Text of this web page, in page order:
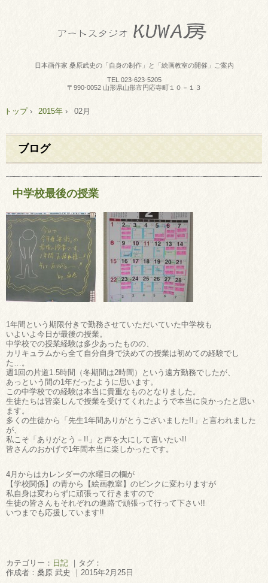
日本画作家 桑原武史の「自身の制作」と「絵画教室の開催」ご案内
TEL. 023-623-5205
〒990-0052 山形県山形市円応寺町１０－１３
トップ› 2015年 › 02月
ブログ
中学校最後の授業
1年間という期限付きで勤務させていただいていた中学校も
いよいよ今日が最後の授業。
中学校での授業経験は多少あったものの、
カリキュラムから全て自分自身で決めての授業は初めての経験でし
た…。
週1回の片道1.5時間（冬期間は2時間）という遠方勤務でしたが、
あっという間の1年だったように思います。
この中学校での経験は本当に貴重なものとなりました。
生徒たちは皆楽しんで授業を受けてくれたようで本当に良かったと思い
ます。
多くの生徒から「先生1年間ありがとうございました!!」と言われました
が、
私こそ「ありがとう－!!」と声を大にして言いたい!!
皆さんのおかげで1年間本当に楽しかったです。
4月からはカレンダーの水曜日の欄が
【学校関係】の青から【絵画教室】のピンクに変わりますが
私自身は変わらずに頑張って行きますので
生徒の皆さんもそれぞれの進路で頑張って行って下さい!!
いつまでも応援しています!!
カテゴリー： 日記 ｜タグ：
作成者：桑原 武史 ｜2015年2月25日